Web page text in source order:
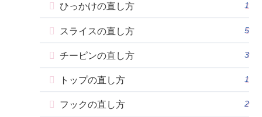
ひっかけの直し方 1
スライスの直し方 5
チーピンの直し方 3
トップの直し方 1
フックの直し方 2